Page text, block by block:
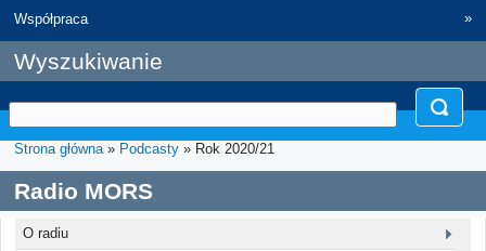
Współpraca
»
Wyszukiwanie
Strona główna» Podcasty » Rok 2020/21
Radio MORS
O radiu